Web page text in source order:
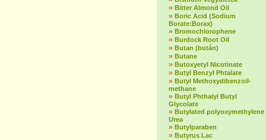
» Bitter Almond Oil
» Boric Acid (Sodium
Borate:Borax)
» Bromochlorophene
» Burdock Root Oil
» Butan (bután)
» Butane
» Butoxyetyl Nicotinate
» Butyl Benzyl Phtalate
» Butyl Methoxydibenzoil-
methane
» Butyl Phthalyl Butyl
Glycolate
» Butylated polyoxymethylene
Urea
» Butylparaben
» Butyrus Lac